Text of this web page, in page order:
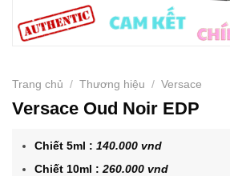
Trang chủ / Thương hiệu / Versace
Versace Oud Noir EDP
Chiết 5ml :140.000 vnd
Chiết 10ml :260.000 vnd